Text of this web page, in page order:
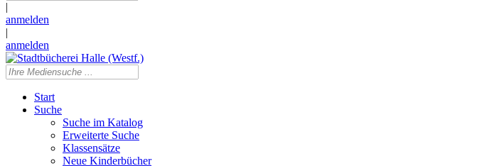
|
anmelden
|
anmelden
Start
Suche
Suche im Katalog
Erweiterte Suche
Klassensätze
Neue Kinderbücher